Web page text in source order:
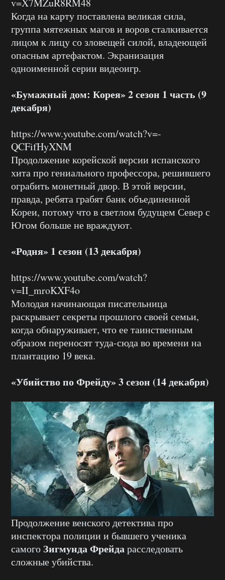
v=X7MZuR8RM48
Когда на карту поставлена великая сила,
группа мятежных магов и воров сталкивается
лицом к лицу со зловещей силой, владеющей
опасным артефактом. Экранизация
одноименной серии видеоигр.
«Бумажный дом: Корея» 2 сезон 1 часть (9
декабря)
https://www.youtube.com/watch?v=-
QCFifHyXNM
Продолжение корейской версии испанского
хита про гениального профессора, решившего
ограбить монетный двор. В этой версии,
правда, ребята грабят банк объединенной
Кореи, потому что в светлом будущем Север с
Югом больше не враждуют.
«Родня» 1 сезон (13 декабря)
https://www.youtube.com/watch?
v=II_mroKXF4o
Молодая начинающая писательница
раскрывает секреты прошлого своей семьи,
когда обнаруживает, что ее таинственным
образом переносят туда-сюда во времени на
плантацию 19 века.
«Убийство по Фрейду» 3 сезон (14 декабря)
Продолжение венского детектива про
инспектора полиции и бывшего ученика
самого Зигмунда Фрейдарасследовать
сложные убийства.